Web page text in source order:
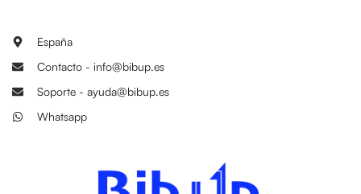
España
Contacto - info@bibup.es
Soporte - ayuda@bibup.es
Whatsapp